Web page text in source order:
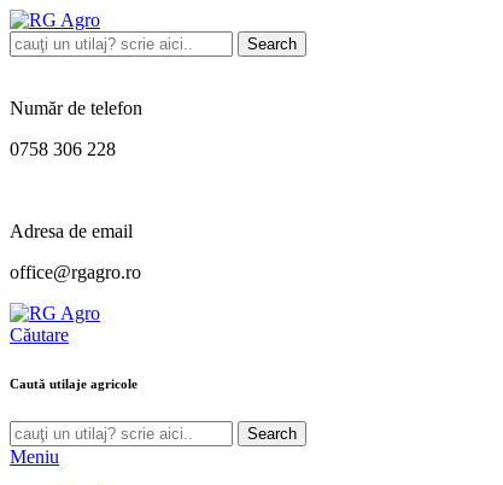
Search
Număr de telefon
0758 306 228
Adresa de email
office@rgagro.ro
Căutare
Caută utilaje agricole
Search
Meniu